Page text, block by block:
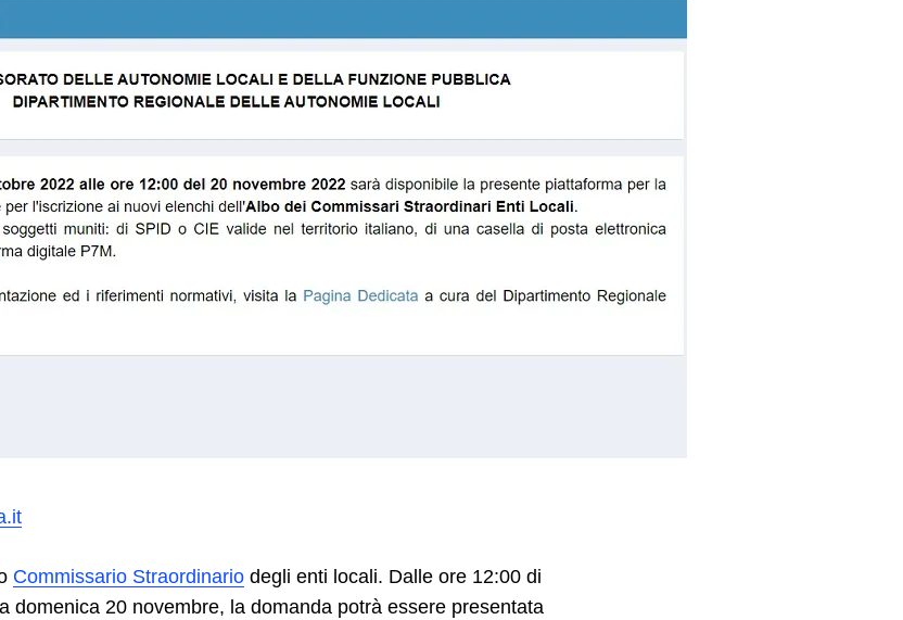
Commissario Straordinariodegli enti locali. Dalle ore 12:00 di
domenica 20 novembre, la domanda potrà essere presentata